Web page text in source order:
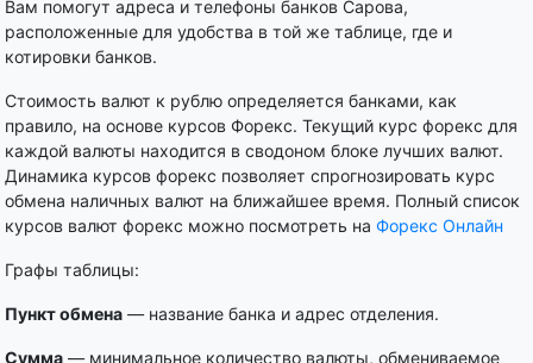
Вам помогут адреса и телефоны банков Сарова,
расположенные для удобства в той же таблице, где и
котировки банков.
Стоимость валют к рублю определяется банками, как
правило, на основе курсов Форекс. Текущий курс форекс для
каждой валюты находится в сводоном блоке лучших валют.
Динамика курсов форекс позволяет спрогнозировать курс
обмена наличных валют на ближайшее время. Полный список
курсов валют форекс можно посмотреть на Форекс Онлайн
Графы таблицы:
Пункт обмена — название банка и адрес отделения.
Сумма — минимальное количество валюты, обмениваемое